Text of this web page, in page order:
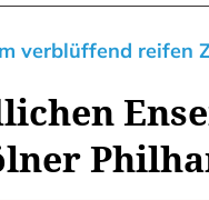
verblüffend